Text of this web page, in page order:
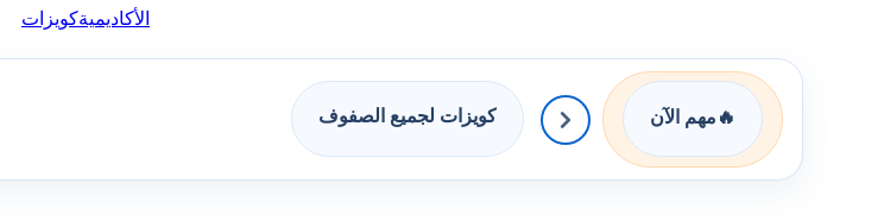
الأكاديميةكويزات
🔥 مهم الآن كويزات لجميع الصفوف